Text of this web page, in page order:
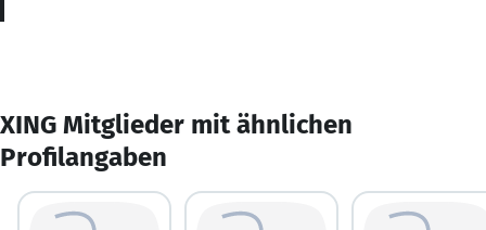
XING Mitglieder mit ähnlichen
Profilangaben